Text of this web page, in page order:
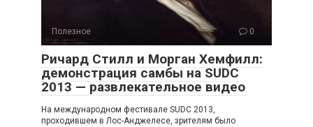
Полезное 0
Ричард Стилл и Морган Хемфилл:
демонстрация самбы на SUDC
2013 — развлекательное видео
На международном фестивале SUDC 2013,
проходившем в Лос-Анджелесе, зрителям было